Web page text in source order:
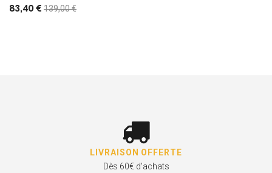
83,40 € 139,00 €
LIVRAISON OFFERTE
Dès 60€ d'achats